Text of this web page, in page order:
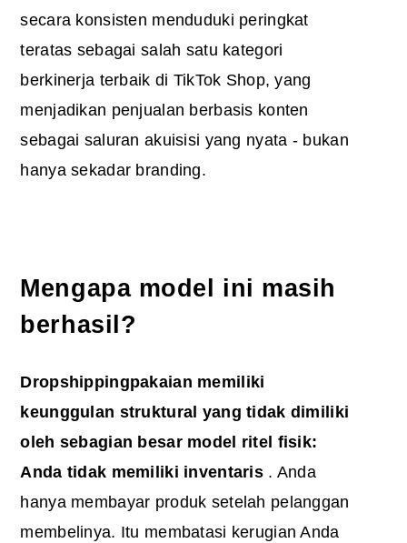
secara konsisten menduduki peringkat
teratas sebagai salah satu kategori
berkinerja terbaik di TikTok Shop, yang
menjadikan penjualan berbasis konten
sebagai saluran akuisisi yang nyata - bukan
hanya sekadar branding.
Mengapa model ini masih
berhasil?
Dropshippingpakaian memiliki
keunggulan struktural yang tidak dimiliki
oleh sebagian besar model ritel fisik:
Anda tidak memiliki inventaris . Anda
hanya membayar produk setelah pelanggan
membelinya. Itu membatasi kerugian Anda